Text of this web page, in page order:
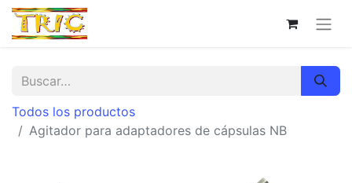
Todos los productos
Agitador para adaptadores de cápsulas NB